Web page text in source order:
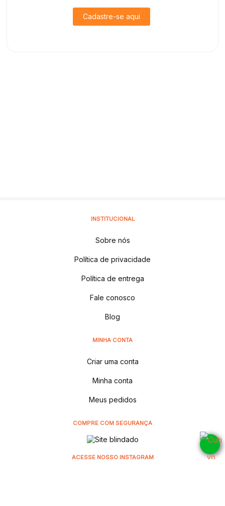
Cadastre-se aqui
INSTITUCIONAL
Sobre nós
Política de privacidade
Política de entrega
Fale conosco
Blog
MINHA CONTA
Criar uma conta
Minha conta
Meus pedidos
COMPRE COM SEGURANÇA
ACESSE NOSSO INSTAGRAM